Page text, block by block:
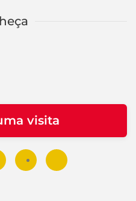
visita